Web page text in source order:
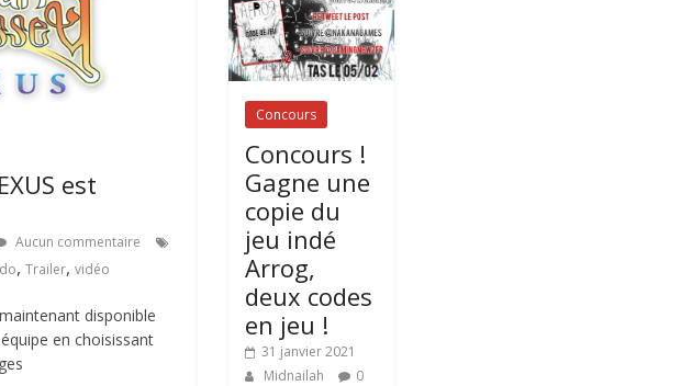
est
Aucun commentaire
,Trailer,vidéo
disponible
en choisissant
Concours
Concours !
Gagne une
copie du
jeu indé
Arrog,
deux codes
en jeu !
31 janvier 2021
Midnailah
0